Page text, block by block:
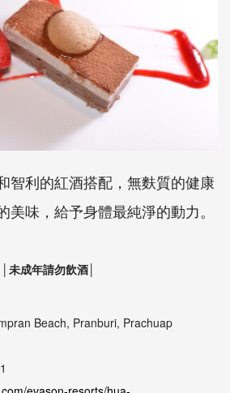
智利的紅酒搭配，無麩質的健康
美味，給予身體最純淨的動力。
│未成年請勿飲酒│
Beach, Pranburi, Prachuap